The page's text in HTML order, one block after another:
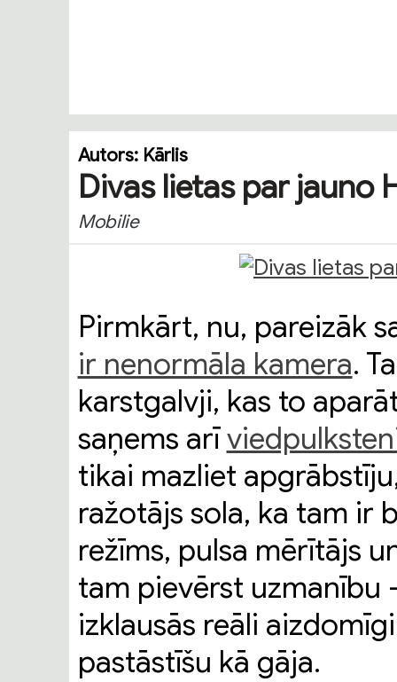
Autors: Kārlis
Divas lietas par jauno
Mobilie
Pirmkārt, nu, pareizāk
ir nenormāla kamera.
karstgalvji, kas to
saņems arī
tikai mazliet
ražotājs sola, ka tam ir
režīms, pulsa mērītājs
tam pievērst uzmanību
izklausās reāli
pastāstīšu kā gāja.